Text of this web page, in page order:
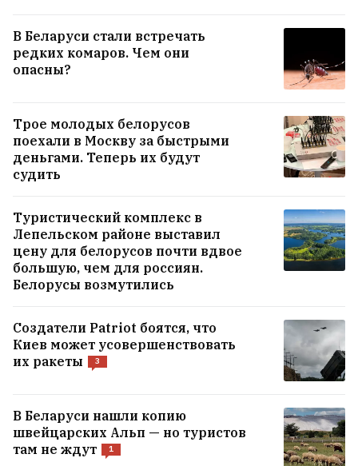
В Беларуси стали встречать
редких комаров. Чем они
опасны?
Трое молодых белорусов
поехали в Москву за быстрыми
деньгами. Теперь их будут
судить
Туристический комплекс в
Лепельском районе выставил
цену для белорусов почти вдвое
большую, чем для россиян.
Белорусы возмутились
Создатели Patriot боятся, что
Киев может усовершенствовать
их ракеты
3
В Беларуси нашли копию
швейцарских Альп — но туристов
там не ждут
1
93‑летний президент Камеруна
больше двух месяцев не
Как белоруска с четырьмя детьми стала
«У нас нет их координат, и это главная